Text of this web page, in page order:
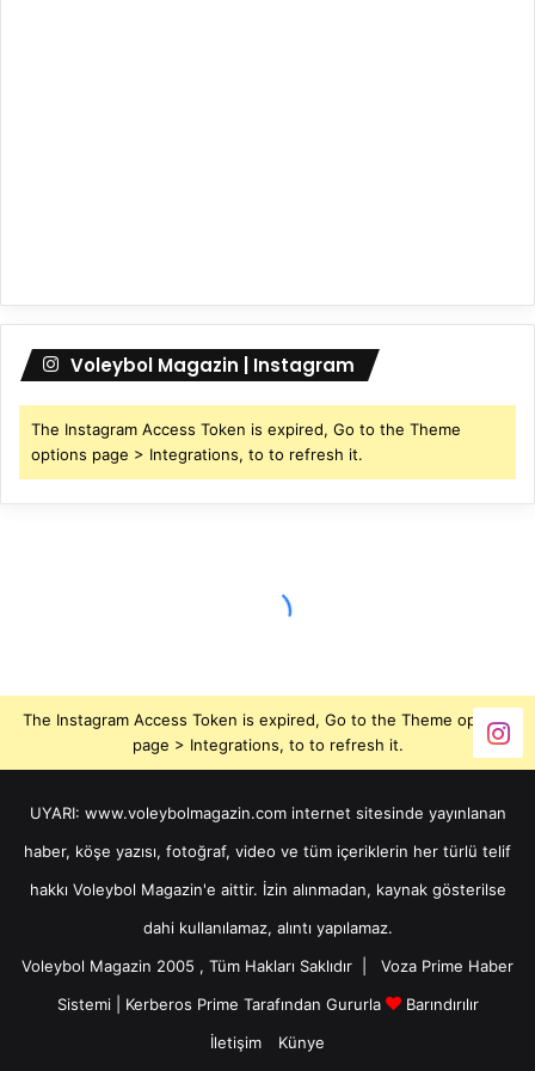
Voleybol Magazin | Instagram
The Instagram Access Token is expired, Go to the Theme
options page > Integrations, to to refresh it.
The Instagram Access Token is expired, Go to the Theme options
page > Integrations, to to refresh it.
UYARI: www.voleybolmagazin.com internet sitesinde yayınlanan
haber, köşe yazısı, fotoğraf, video ve tüm içeriklerin her türlü telif
hakkı Voleybol Magazin'e aittir. İzin alınmadan, kaynak gösterilse
dahi kullanılamaz, alıntı yapılamaz.
Voleybol Magazin 2005 , Tüm Hakları Saklıdır | Voza Prime Haber
Sistemi| Kerberos Prime Tarafından Gururla
Barındırılır
İletişim
Künye